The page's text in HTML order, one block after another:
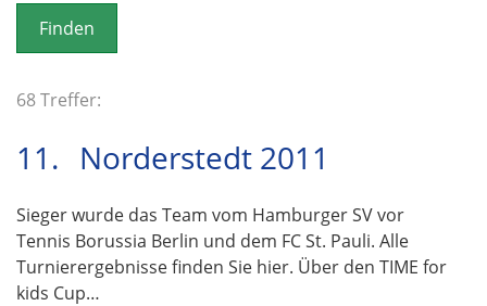
o
n
68 Treffer:
11. Norderstedt 2011
Sieger wurde das Team vom Hamburger SV vor
Tennis Borussia Berlin und dem FC St. Pauli. Alle
Turnierergebnisse finden Sie hier. Über den TIME for
kids Cup…